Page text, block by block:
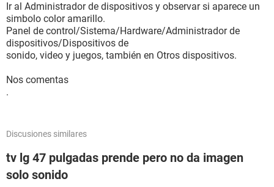
Ir al Administrador de dispositivos y observar si aparece un
simbolo color amarillo.
Panel de control/Sistema/Hardware/Administrador de
dispositivos/Dispositivos de
sonido, video y juegos, también en Otros dispositivos.
Nos comentas
.
Discusiones similares
tv lg 47 pulgadas prende pero no da imagen
solo sonido